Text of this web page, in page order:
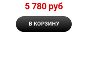
5 780 руб
В КОРЗИНУ